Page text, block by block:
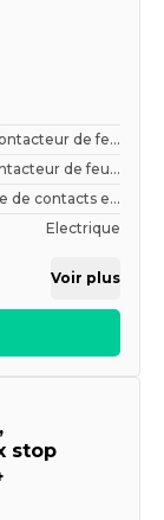
de fe...
de feu...
de contacts e...
Electrique
Voir plus
stop